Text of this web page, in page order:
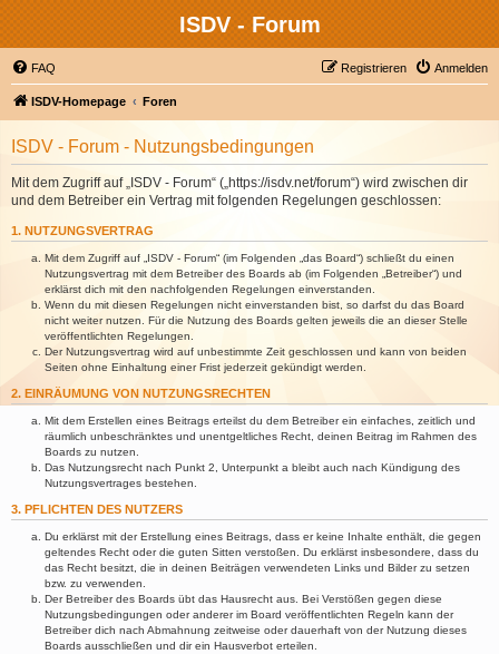
ISDV - Forum
FAQ Anmelden
Registrieren
ISDV-Homepage Foren
ISDV - Forum - Nutzungsbedingungen
Mit dem Zugriff auf „ISDV - Forum“ („https://isdv.net/forum“) wird zwischen dir
und dem Betreiber ein Vertrag mit folgenden Regelungen geschlossen:
1. NUTZUNGSVERTRAG
Mit dem Zugriff auf „ISDV - Forum“ (im Folgenden „das Board“) schließt du einen
Nutzungsvertrag mit dem Betreiber des Boards ab (im Folgenden „Betreiber“) und
erklärst dich mit den nachfolgenden Regelungen einverstanden.
Wenn du mit diesen Regelungen nicht einverstanden bist, so darfst du das Board
nicht weiter nutzen. Für die Nutzung des Boards gelten jeweils die an dieser Stelle
veröffentlichten Regelungen.
Der Nutzungsvertrag wird auf unbestimmte Zeit geschlossen und kann von beiden
Seiten ohne Einhaltung einer Frist jederzeit gekündigt werden.
2. EINRÄUMUNG VON NUTZUNGSRECHTEN
Mit dem Erstellen eines Beitrags erteilst du dem Betreiber ein einfaches, zeitlich und
räumlich unbeschränktes und unentgeltliches Recht, deinen Beitrag im Rahmen des
Boards zu nutzen.
Das Nutzungsrecht nach Punkt 2, Unterpunkt a bleibt auch nach Kündigung des
Nutzungsvertrages bestehen.
3. PFLICHTEN DES NUTZERS
Du erklärst mit der Erstellung eines Beitrags, dass er keine Inhalte enthält, die gegen
geltendes Recht oder die guten Sitten verstoßen. Du erklärst insbesondere, dass du
das Recht besitzt, die in deinen Beiträgen verwendeten Links und Bilder zu setzen
bzw. zu verwenden.
Der Betreiber des Boards übt das Hausrecht aus. Bei Verstößen gegen diese
Nutzungsbedingungen oder anderer im Board veröffentlichten Regeln kann der
Betreiber dich nach Abmahnung zeitweise oder dauerhaft von der Nutzung dieses
Boards ausschließen und dir ein Hausverbot erteilen.